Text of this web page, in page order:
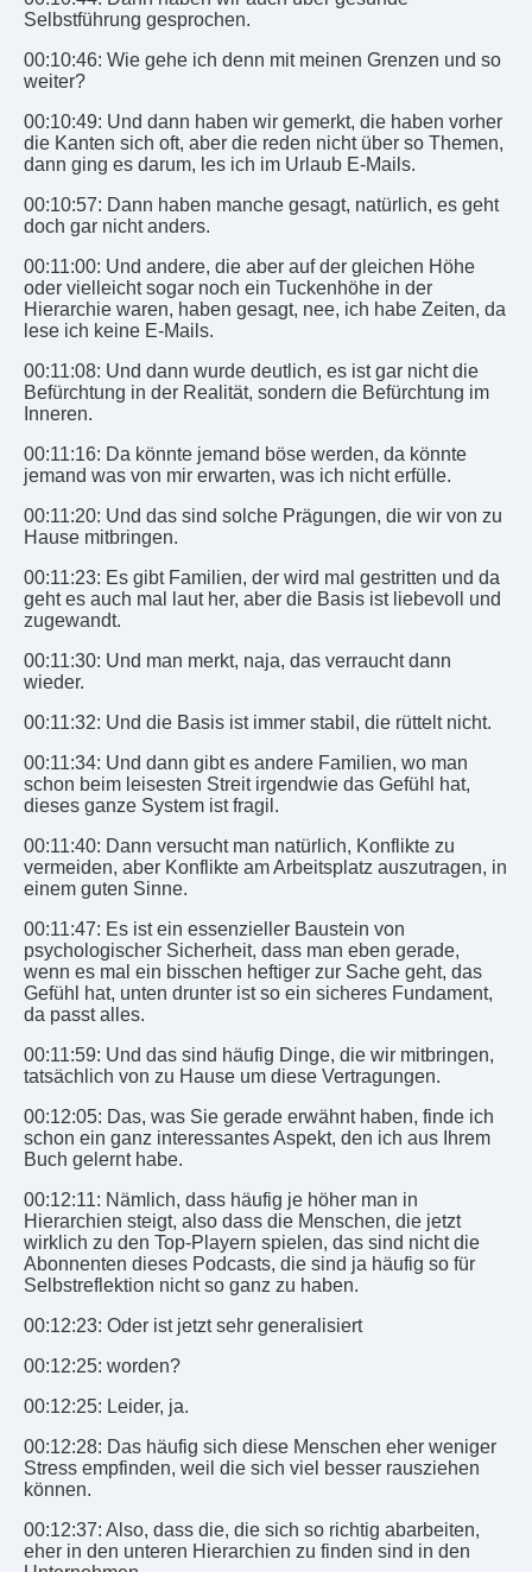
Selbstführung gesprochen.
00:10:46: Wie gehe ich denn mit meinen Grenzen und so
weiter?
00:10:49: Und dann haben wir gemerkt, die haben vorher
die Kanten sich oft, aber die reden nicht über so Themen,
dann ging es darum, les ich im Urlaub E-Mails.
00:10:57: Dann haben manche gesagt, natürlich, es geht
doch gar nicht anders.
00:11:00: Und andere, die aber auf der gleichen Höhe
oder vielleicht sogar noch ein Tuckenhöhe in der
Hierarchie waren, haben gesagt, nee, ich habe Zeiten, da
lese ich keine E-Mails.
00:11:08: Und dann wurde deutlich, es ist gar nicht die
Befürchtung in der Realität, sondern die Befürchtung im
Inneren.
00:11:16: Da könnte jemand böse werden, da könnte
jemand was von mir erwarten, was ich nicht erfülle.
00:11:20: Und das sind solche Prägungen, die wir von zu
Hause mitbringen.
00:11:23: Es gibt Familien, der wird mal gestritten und da
geht es auch mal laut her, aber die Basis ist liebevoll und
zugewandt.
00:11:30: Und man merkt, naja, das verraucht dann
wieder.
00:11:32: Und die Basis ist immer stabil, die rüttelt nicht.
00:11:34: Und dann gibt es andere Familien, wo man
schon beim leisesten Streit irgendwie das Gefühl hat,
dieses ganze System ist fragil.
00:11:40: Dann versucht man natürlich, Konflikte zu
vermeiden, aber Konflikte am Arbeitsplatz auszutragen, in
einem guten Sinne.
00:11:47: Es ist ein essenzieller Baustein von
psychologischer Sicherheit, dass man eben gerade,
wenn es mal ein bisschen heftiger zur Sache geht, das
Gefühl hat, unten drunter ist so ein sicheres Fundament,
da passt alles.
00:11:59: Und das sind häufig Dinge, die wir mitbringen,
tatsächlich von zu Hause um diese Vertragungen.
00:12:05: Das, was Sie gerade erwähnt haben, finde ich
schon ein ganz interessantes Aspekt, den ich aus Ihrem
Buch gelernt habe.
00:12:11: Nämlich, dass häufig je höher man in
Hierarchien steigt, also dass die Menschen, die jetzt
wirklich zu den Top-Playern spielen, das sind nicht die
Abonnenten dieses Podcasts, die sind ja häufig so für
Selbstreflektion nicht so ganz zu haben.
00:12:23: Oder ist jetzt sehr generalisiert
00:12:25: worden?
00:12:25: Leider, ja.
00:12:28: Das häufig sich diese Menschen eher weniger
Stress empfinden, weil die sich viel besser rausziehen
können.
00:12:37: Also, dass die, die sich so richtig abarbeiten,
eher in den unteren Hierarchien zu finden sind in den